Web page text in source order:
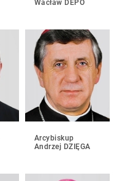
Wacław DEPO
Arcybiskup
Andrzej DZIĘGA